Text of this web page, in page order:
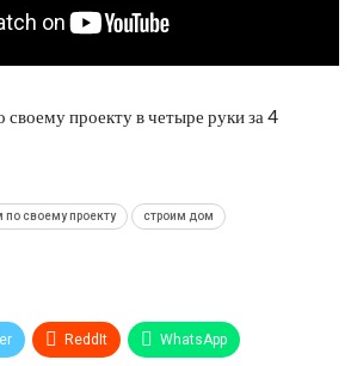
проекту в четыре руки за 4
своему проекту строим дом
ReddIt WhatsApp